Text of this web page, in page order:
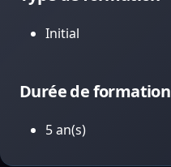
Initial
Durée de formation
5 an(s)